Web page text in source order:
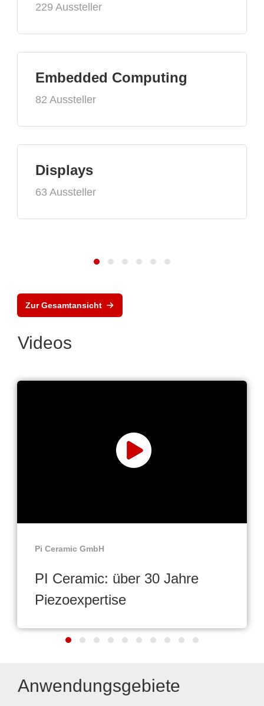
229 Aussteller
Embedded Computing
82 Aussteller
Displays
63 Aussteller
Zur Gesamtansicht
Videos
Pi Ceramic GmbH
PI Ceramic: über 30 Jahre
Piezoexpertise
Anwendungsgebiete